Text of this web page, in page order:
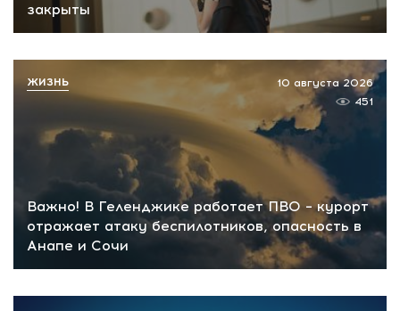
закрыты
Важно! В Геленджике работает ПВО – курорт
отражает атаку беспилотников, опасность в
Анапе и Сочи
10 августа 2026
451
ЖИЗНЬ